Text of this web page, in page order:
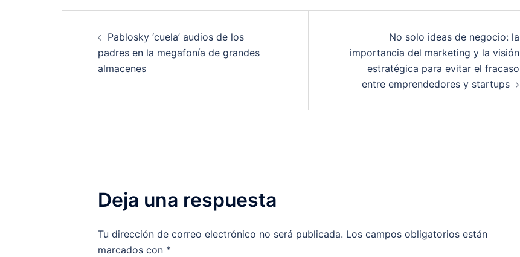
entradas
Pablosky ‘cuela’ audios de los
padres en la megafonía de grandes
almacenes
No solo ideas de negocio: la
importancia del marketing y la visión
estratégica para evitar el fracaso
entre emprendedores y startups
Deja una respuesta
Tu dirección de correo electrónico no será publicada. Los campos obligatorios están
marcados con *